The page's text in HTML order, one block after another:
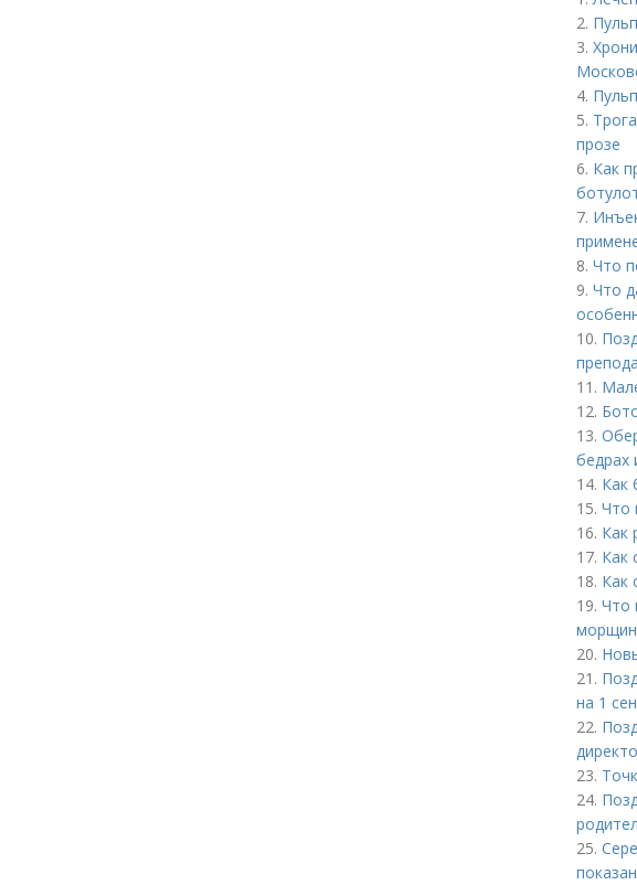
2.
3.
4.
5.
прозе
6. Как
7.
8. Что
9. Что
10.
11.
12.
13.
бедрах
14. Как
15. Что
16. Как
17. Как
18. Как
19. Что
20.
21.
на 1
22.
23.
24.
25.